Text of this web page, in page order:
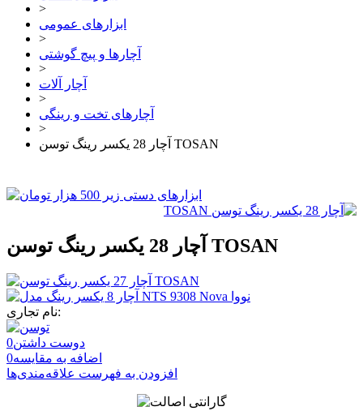
>
ابزارهای عمومی
>
آچارها و پیچ گوشتی
>
آچار آلات
>
آچارهای تخت و رینگی
>
آچار 28 یکسر رینگ توسن TOSAN
آچار 28 یکسر رینگ توسن TOSAN
نام تجاری:
دوست داشتن0
اضافه به مقایسه0
افزودن به فهرست علاقه‌مندی‌ها